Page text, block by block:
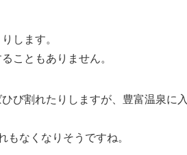
します。
こともありません。
び割れたりしますが、豊富温泉に入
なくなりそうですね。